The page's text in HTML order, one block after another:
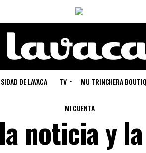
DE LAVACA TV MU TRINCHERA
MI CUENTA
noticia y